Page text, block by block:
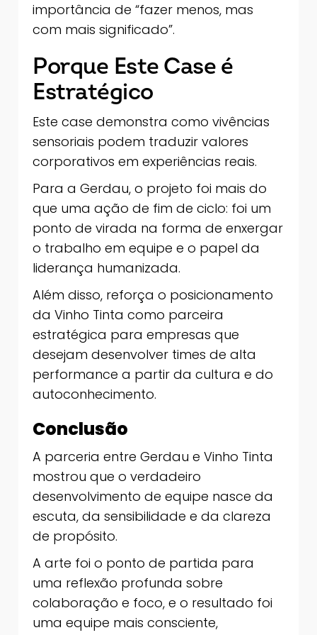
importância de “fazer menos, mas
com mais significado”.
Porque Este Case é
Estratégico
Este case demonstra como vivências
sensoriais podem traduzir valores
corporativos em experiências reais.
Para a Gerdau, o projeto foi mais do
que uma ação de fim de ciclo: foi um
ponto de virada na forma de enxergar
o trabalho em equipe e o papel da
liderança humanizada.
Além disso, reforça o posicionamento
da Vinho Tinta como parceira
estratégica para empresas que
desejam desenvolver times de alta
performance a partir da cultura e do
autoconhecimento.
Conclusão
A parceria entre Gerdau e Vinho Tinta
mostrou que o verdadeiro
desenvolvimento de equipe nasce da
escuta, da sensibilidade e da clareza
de propósito.
A arte foi o ponto de partida para
uma reflexão profunda sobre
colaboração e foco, e o resultado foi
uma equipe mais consciente,